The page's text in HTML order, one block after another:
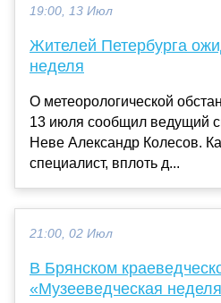
19:00, 13 Июл
Жителей Петербурга
неделя
О метеорологической
13 июля сообщил ведущий
Неве Александр Колесов.
специалист, вплоть д...
21:00, 02 Июл
В Брянском
«Музееведческая